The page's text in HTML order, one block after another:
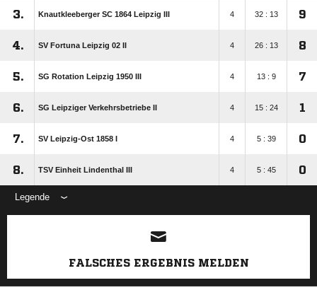
3. Knautkleeberger SC 1864 Leipzig III 4 32 : 13 9
4. SV Fortuna Leipzig 02 II 4 26 : 13 8
5. SG Rotation Leipzig 1950 III 4 13 : 9 7
6. SG Leipziger Verkehrsbetriebe II 4 15 : 24 1
7. SV Leipzig-Ost 1858 I 4 5 : 39 0
8. TSV Einheit Lindenthal III 4 5 : 45 0
Legende
ANZEIGE
FALSCHES ERGEBNIS MELDEN